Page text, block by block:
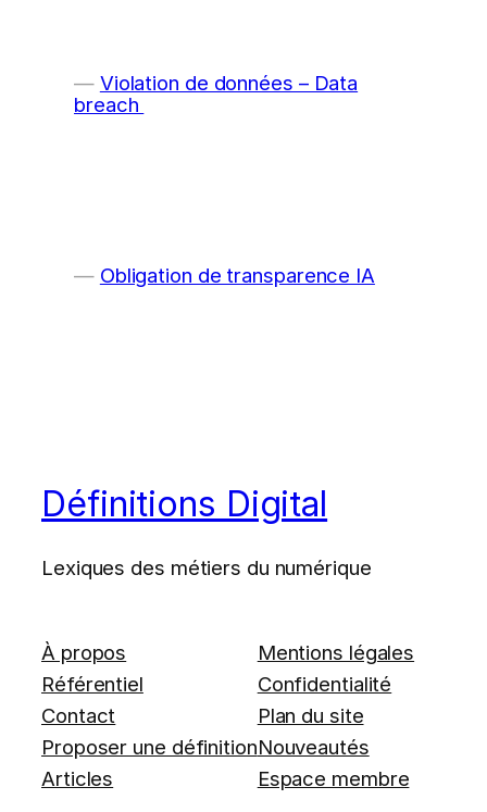
Violation de données – Data
breach
Obligation de transparence IA
Définitions Digital
Lexiques des métiers du numérique
À propos
Référentiel
Contact
Proposer une définition
Articles
Mentions légales
Confidentialité
Plan du site
Nouveautés
Espace membre